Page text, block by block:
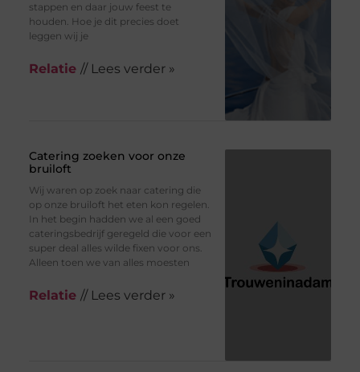
stappen en daar jouw feest te
houden. Hoe je dit precies doet
leggen wij je
Relatie // Lees verder »
Catering zoeken voor onze
bruiloft
Wij waren op zoek naar catering die
op onze bruiloft het eten kon regelen.
In het begin hadden we al een goed
cateringsbedrijf geregeld die voor een
super deal alles wilde fixen voor ons.
Alleen toen we van alles moesten
Relatie // Lees verder »